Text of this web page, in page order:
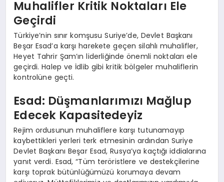
Muhalifler Kritik Noktaları Ele
Geçirdi
Türkiye’nin sınır komşusu Suriye’de, Devlet Başkanı
Beşar Esad’a karşı harekete geçen silahlı muhalifler,
Heyet Tahrir Şam’ın liderliğinde önemli noktaları ele
geçirdi. Halep ve İdlib gibi kritik bölgeler muhaliflerin
kontrolüne geçti.
Esad: Düşmanlarımızı Mağlup
Edecek Kapasitedeyiz
Rejim ordusunun muhaliflere karşı tutunamayıp
kaybettikleri yerleri terk etmesinin ardından Suriye
Devlet Başkanı Beşar Esad, Rusya’ya kaçtığı iddialarına
yanıt verdi. Esad, “Tüm teröristlere ve destekçilerine
karşı toprak bütünlüğümüzü korumaya devam